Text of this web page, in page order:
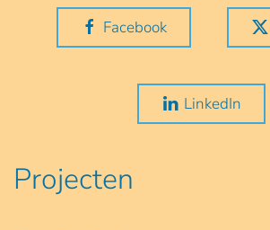
Facebook
LinkedIn
Projecten